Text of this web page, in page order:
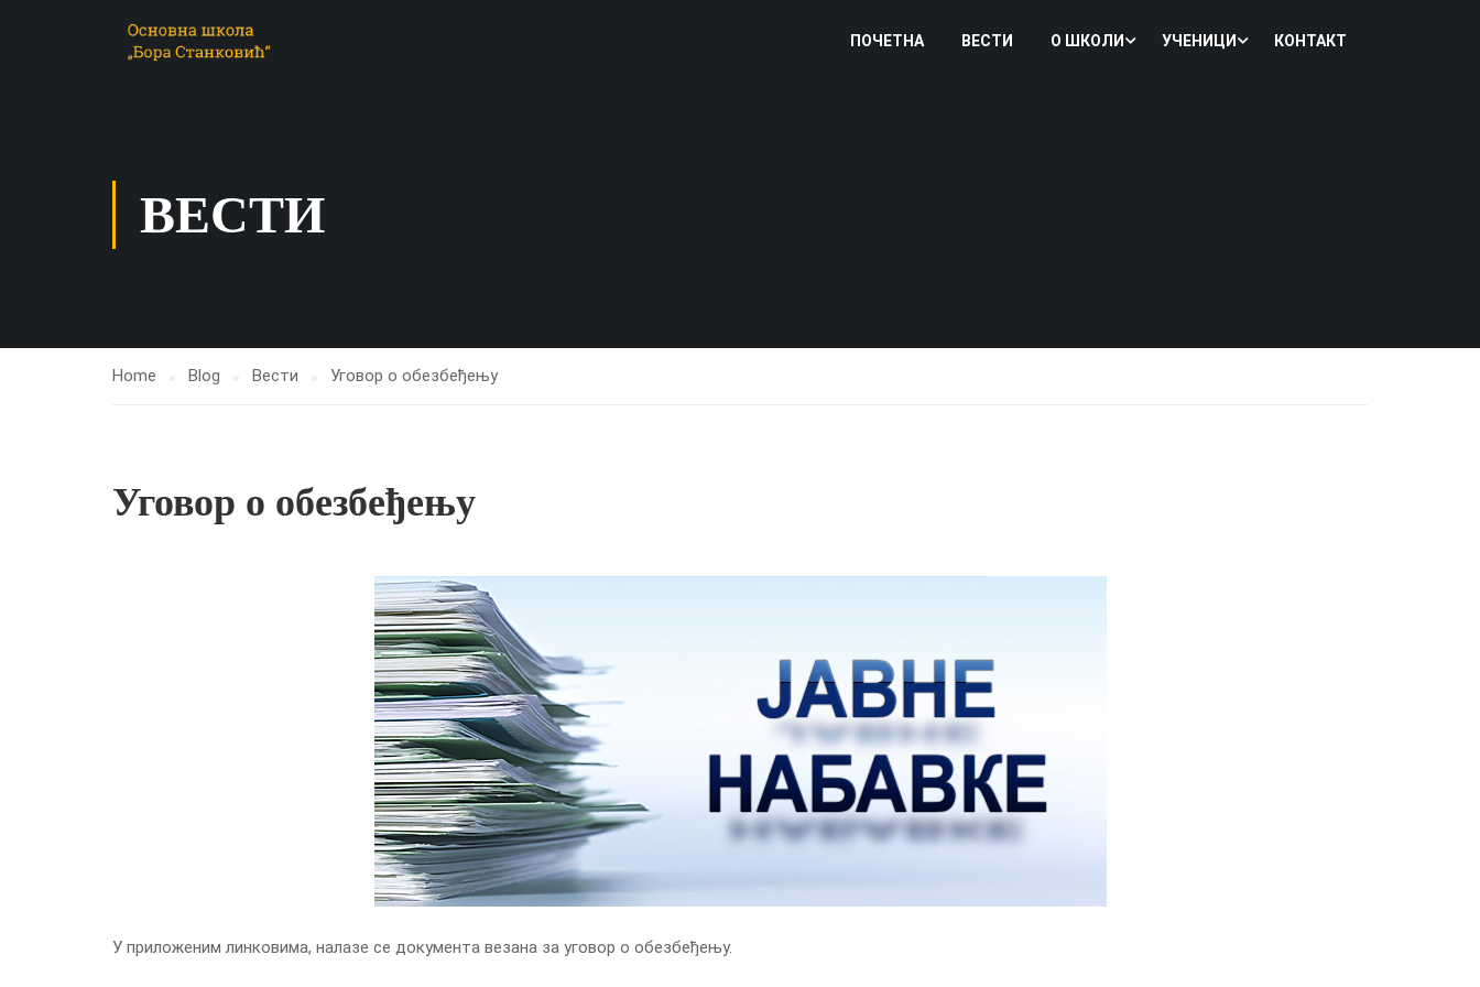
ПОЧЕТНА ВЕСТИ О ШКОЛИ УЧЕНИЦИ КОНТАКТ
ВЕСТИ
Home Blog Вести Уговор о обезбеђењу
Уговор о обезбеђењу
У приложеним линковима, налазе се документа везана за уговор о обезбеђењу.